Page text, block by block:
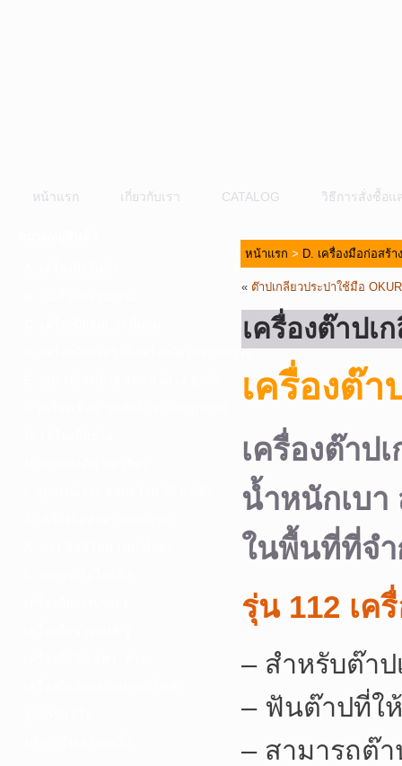
หน้าแรก เกี่ยวกับเรา CATALOG วิธีการสั่งซื้อแ
D. เครื่องมือก่อสร้าง-เครื่องมืออุตสาหกรรม
หน้าแรก > D. เครื่องมือก่อสร้
« ต๊าปเกลียวประปาใช้มือ
เครื่องต๊าปเ
เครื่องต๊
เครื่องต๊าป
น้ำหนักเบา
ในพื้นที่ที่จ
รุ่น 112 เค
– สำหรับต๊าป
– ฟันต๊าปที่ให้
– สามารถต๊